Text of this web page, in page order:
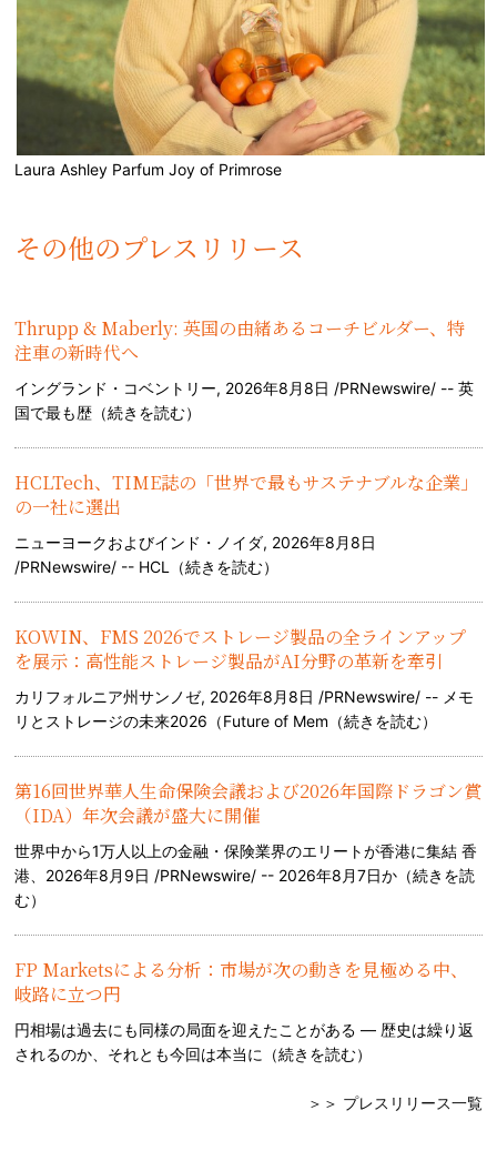
Laura Ashley Parfum Joy of Primrose
その他のプレスリリース
Thrupp & Maberly: 英国の由緒あるコーチビルダー、特
注車の新時代へ
イングランド・コベントリー, 2026年8月8日 /PRNewswire/ -- 英
国で最も歴（続きを読む）
HCLTech、TIME誌の「世界で最もサステナブルな企業」
の一社に選出
ニューヨークおよびインド・ノイダ, 2026年8月8日
/PRNewswire/ -- HCL（続きを読む）
KOWIN、FMS 2026でストレージ製品の全ラインアップ
を展示：高性能ストレージ製品がAI分野の革新を牽引
カリフォルニア州サンノゼ, 2026年8月8日 /PRNewswire/ -- メモ
リとストレージの未来2026（Future of Mem（続きを読む）
第16回世界華人生命保険会議および2026年国際ドラゴン賞
（IDA）年次会議が盛大に開催
世界中から1万人以上の金融・保険業界のエリートが香港に集結 香
港、2026年8月9日 /PRNewswire/ -- 2026年8月7日か（続きを読
む）
FP Marketsによる分析：市場が次の動きを見極める中、
岐路に立つ円
円相場は過去にも同様の局面を迎えたことがある — 歴史は繰り返
されるのか、それとも今回は本当に（続きを読む）
＞＞ プレスリリース一覧